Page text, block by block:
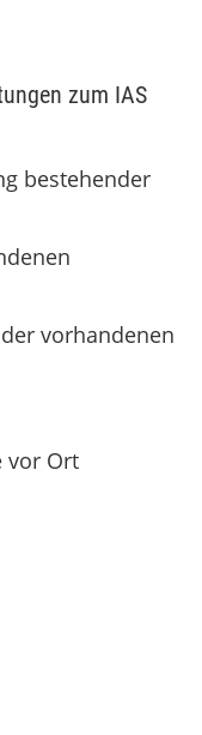
zum IAS
bestehender
vorhandenen
vor Ort